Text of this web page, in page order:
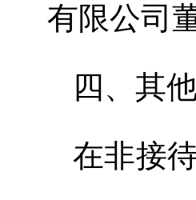
有限公司
四、其
在非接